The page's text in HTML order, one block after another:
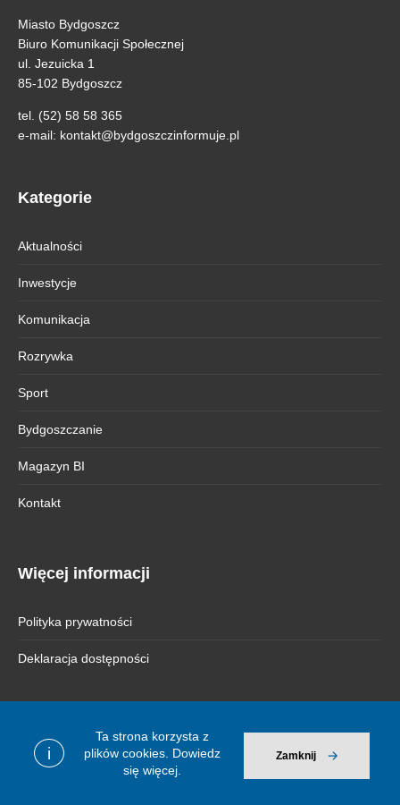
i
Ta strona korzysta z
plików cookies. Dowiedz
się więcej.
Zamknij
Miasto Bydgoszcz
Biuro Komunikacji Społecznej
ul. Jezuicka 1
85-102 Bydgoszcz
tel. (52) 58 58 365
e-mail: kontakt@bydgoszczinformuje.pl
Kategorie
Aktualności
Inwestycje
Komunikacja
Rozrywka
Sport
Bydgoszczanie
Magazyn BI
Kontakt
Więcej informacji
Polityka prywatności
Deklaracja dostępności
© 2026 Bydgoszcz Informuje